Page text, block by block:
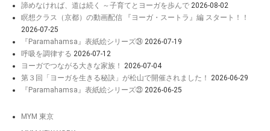
諦めなければ、道は続く ～子育てとヨーガを歩んで 2026-08-02
瞑想クラス（京都）の動画配信 『ヨーガ・スートラ』編 スタート！！
2026-07-25
『Paramahamsa』表紙絵シリーズ㉔ 2026-07-19
呼吸を調律する 2026-07-12
ヨーガでつながる大きな家族！
2026-07-04
第３回「ヨーガを生きる秘訣」が松山で開催されました！
2026-06-29
『Paramahamsa』表紙絵シリーズ㉓ 2026-06-25
MYM 東京